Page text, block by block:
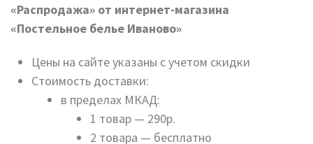
«Распродажа» от интернет-магазина
«Постельное белье Иваново»
Цены на сайте указаны с учетом скидки
Стоимость доставки:
в пределах МКАД:
1 товар — 290р.
2 товара — бесплатно